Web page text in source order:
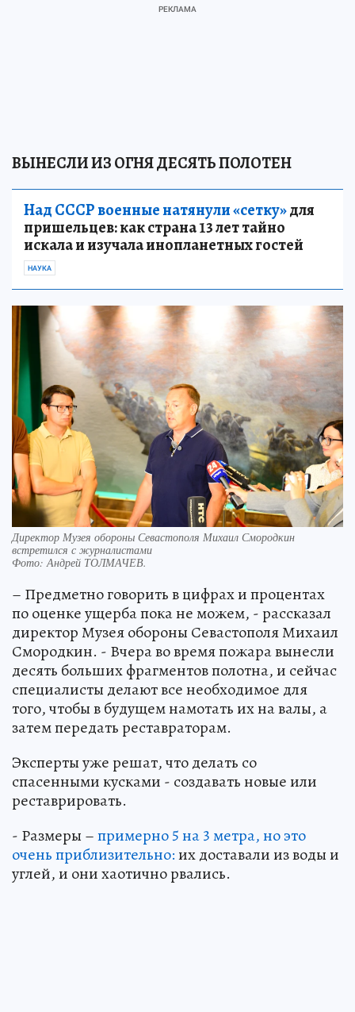
ВЫНЕСЛИ ИЗ ОГНЯ ДЕСЯТЬ ПОЛОТЕН
Над СССР военные натянули «сетку»для
пришельцев: как страна 13 лет тайно
искала и изучала инопланетных гостей
НАУКА
Директор Музея обороны Севастополя Михаил Смородкин
встретился с журналистами
Фото: Андрей ТОЛМАЧЕВ.
– Предметно говорить в цифрах и процентах
по оценке ущерба пока не можем, - рассказал
директор Музея обороны Севастополя Михаил
Смородкин. - Вчера во время пожара вынесли
десять больших фрагментов полотна, и сейчас
специалисты делают все необходимое для
того, чтобы в будущем намотать их на валы, а
затем передать реставраторам.
Эксперты уже решат, что делать со
спасенными кусками - создавать новые или
реставрировать.
- Размеры –примерно 5 на 3 метра, но это
очень приблизительно:их доставали из воды и
углей, и они хаотично рвались.